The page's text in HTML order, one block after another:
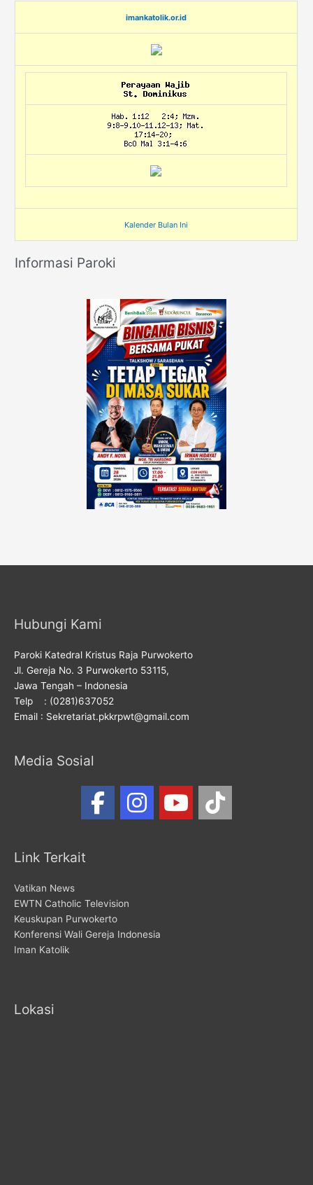
imankatolik.or.id
Kalender Bulan Ini
Informasi Paroki
Hubungi Kami
Paroki Katedral Kristus Raja Purwokerto
Jl. Gereja No. 3 Purwokerto 53115,
Jawa Tengah – Indonesia
Telp : (0281)637052
Email : Sekretariat.pkkrpwt@gmail.com
Media Sosial
Link Terkait
Vatikan News
EWTN Catholic Television
Keuskupan Purwokerto
Konferensi Wali Gereja Indonesia
Iman Katolik
Lokasi